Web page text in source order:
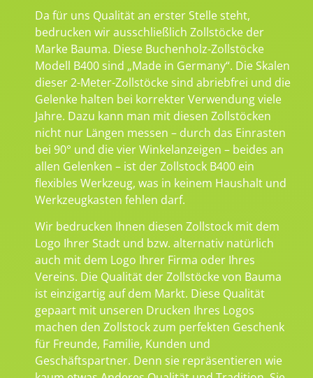
Da für uns Qualität an erster Stelle steht,
bedrucken wir ausschließlich Zollstöcke der
Marke Bauma. Diese Buchenholz-Zollstöcke
Modell B400 sind „Made in Germany“. Die Skalen
dieser 2-Meter-Zollstöcke sind abriebfrei und die
Gelenke halten bei korrekter Verwendung viele
Jahre. Dazu kann man mit diesen Zollstöcken
nicht nur Längen messen – durch das Einrasten
bei 90° und die vier Winkelanzeigen – beides an
allen Gelenken – ist der Zollstock B400 ein
flexibles Werkzeug, was in keinem Haushalt und
Werkzeugkasten fehlen darf.
Wir bedrucken Ihnen diesen Zollstock mit dem
Logo Ihrer Stadt und bzw. alternativ natürlich
auch mit dem Logo Ihrer Firma oder Ihres
Vereins. Die Qualität der Zollstöcke von Bauma
ist einzigartig auf dem Markt. Diese Qualität
gepaart mit unseren Drucken Ihres Logos
machen den Zollstock zum perfekten Geschenk
für Freunde, Familie, Kunden und
Geschäftspartner. Denn sie repräsentieren wie